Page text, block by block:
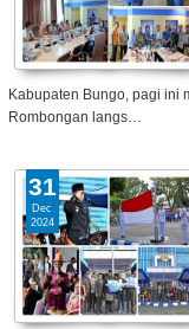
Kabupaten Bungo, pagi ini
Rombongan langs…
31
Dec
2024